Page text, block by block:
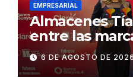
EMPRESARIAL
Almacenes
entre las
influyentes
6 DE AGOSTO DE 2026